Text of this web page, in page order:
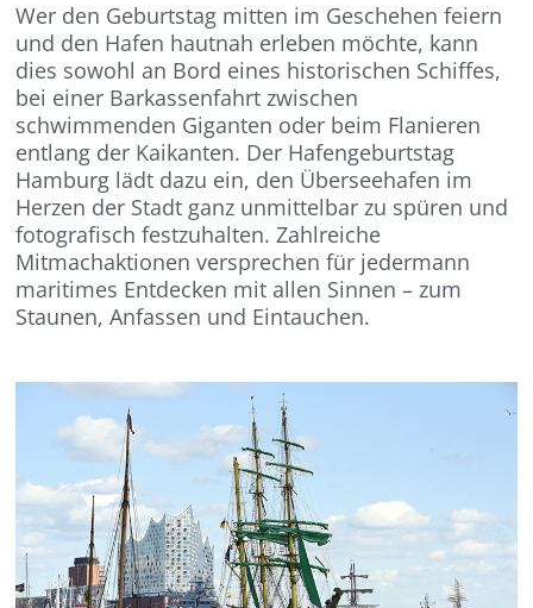
Wer den Geburtstag mitten im Geschehen feiern
und den Hafen hautnah erleben möchte, kann
dies sowohl an Bord eines historischen Schiffes,
bei einer Barkassenfahrt zwischen
schwimmenden Giganten oder beim Flanieren
entlang der Kaikanten. Der Hafengeburtstag
Hamburg lädt dazu ein, den Überseehafen im
Herzen der Stadt ganz unmittelbar zu spüren und
fotografisch festzuhalten.​ Zahlreiche
Mitmachaktionen versprechen für jedermann
maritimes Entdecken mit allen Sinnen – zum
Staunen, Anfassen und Eintauchen. ​